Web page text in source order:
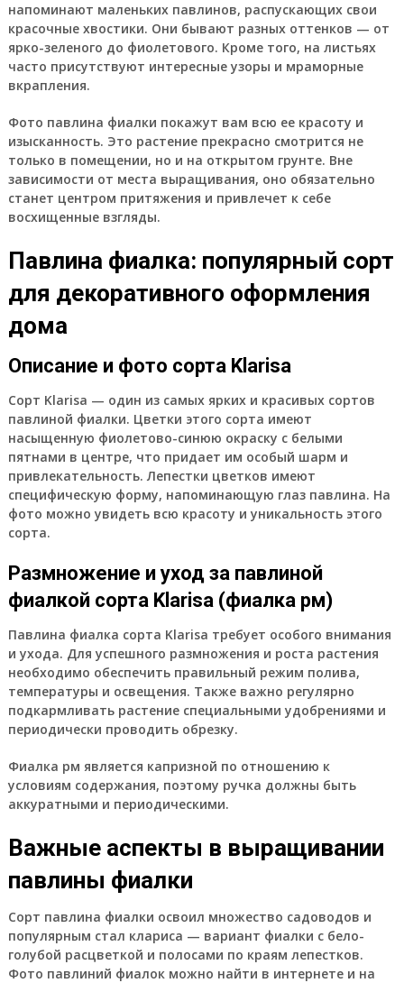
напоминают маленьких павлинов, распускающих свои
красочные хвостики. Они бывают разных оттенков — от
ярко-зеленого до фиолетового. Кроме того, на листьях
часто присутствуют интересные узоры и мраморные
вкрапления.
Фото павлина фиалки покажут вам всю ее красоту и
изысканность. Это растение прекрасно смотрится не
только в помещении, но и на открытом грунте. Вне
зависимости от места выращивания, оно обязательно
станет центром притяжения и привлечет к себе
восхищенные взгляды.
Павлина фиалка: популярный сорт
для декоративного оформления
дома
Описание и фото сорта Klarisa
Сорт Klarisa — один из самых ярких и красивых сортов
павлиной фиалки. Цветки этого сорта имеют
насыщенную фиолетово-синюю окраску с белыми
пятнами в центре, что придает им особый шарм и
привлекательность. Лепестки цветков имеют
специфическую форму, напоминающую глаз павлина. На
фото можно увидеть всю красоту и уникальность этого
сорта.
Размножение и уход за павлиной
фиалкой сорта Klarisa (фиалка рм)
Павлина фиалка сорта Klarisa требует особого внимания
и ухода. Для успешного размножения и роста растения
необходимо обеспечить правильный режим полива,
температуры и освещения. Также важно регулярно
подкармливать растение специальными удобрениями и
периодически проводить обрезку.
Фиалка рм является капризной по отношению к
условиям содержания, поэтому ручка должны быть
аккуратными и периодическими.
Важные аспекты в выращивании
павлины фиалки
Сорт павлина фиалки освоил множество садоводов и
популярным стал клариса — вариант фиалки с бело-
голубой расцветкой и полосами по краям лепестков.
Фото павлиний фиалок можно найти в интернете и на